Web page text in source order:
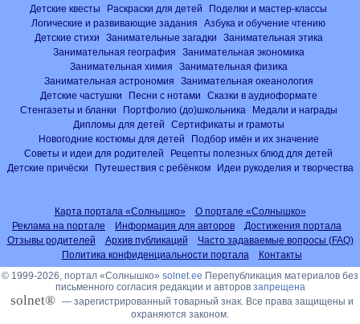
Детские квесты
Раскраски для детей
Поделки и мастер-классы
Логические и развивающие задания
Азбука и обучение чтению
Детские стихи
Занимательные загадки
Занимательная этика
Занимательная география
Занимательная экономика
Занимательная химия
Занимательная физика
Занимательная астрономия
Занимательная океанология
Детские частушки
Песни с нотами
Сказки в аудиоформате
Стенгазеты и бланки
Портфолио (до)школьника
Медали и награды
Дипломы для детей
Сертификаты и грамоты
Новогодние костюмы для детей
Подбор имён и их значение
Советы и идеи для родителей
Рецепты полезных блюд для детей
Детские причёски
Путешествия с ребёнком Идеи рукоделия и творчества
Карта портала «Солнышко»
О портале «Солнышко»
Реклама на портале
Информация для авторов
Достижения портала
Отзывы родителей
Архив публикаций
Часто задаваемые вопросы (FAQ)
Политика конфиденциальности портала
Контакты
© 1999-2026, портал «Солнышко» solnet.ee Перепубликация материалов без
письменного согласия редакции и авторов запрещена
solnet® — зарегистрированный товарный знак. Все права защищены и
охраняются законом.